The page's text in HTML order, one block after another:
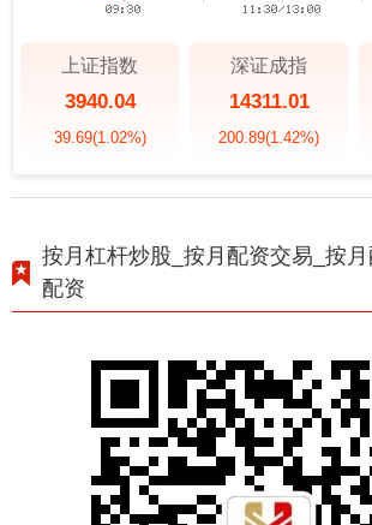
上证指数
3940.04
39.69(1.02%)
深证成指
14311.01
200.89(1.42%)
按月杠杆炒股_按月配资交易_按
配资